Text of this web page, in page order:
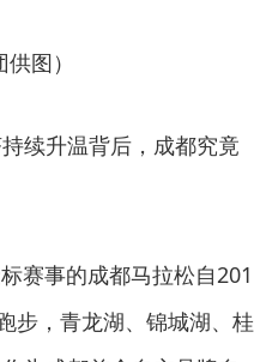
图）
续升温背后，成都究竟
赛事的成都马拉松自201
步，青龙湖、锦城湖、桂